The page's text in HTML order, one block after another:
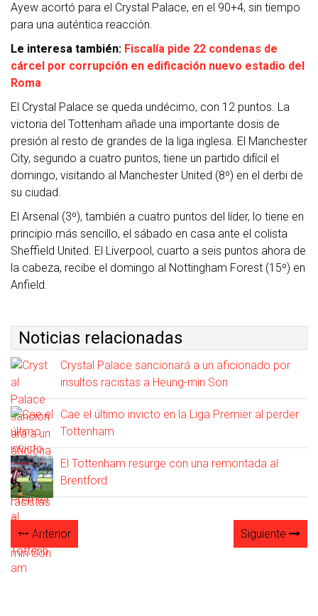
Ayew acortó para el Crystal Palace, en el 90+4, sin tiempo
para una auténtica reacción.
Le interesa también: Fiscalía pide 22 condenas de
cárcel por corrupción en edificación nuevo estadio del
Roma
El Crystal Palace se queda undécimo, con 12 puntos. La
victoria del Tottenham añade una importante dosis de
presión al resto de grandes de la liga inglesa. El Manchester
City, segundo a cuatro puntos, tiene un partido difícil el
domingo, visitando al Manchester United (8º) en el derbi de
su ciudad.
El Arsenal (3º), también a cuatro puntos del líder, lo tiene en
principio más sencillo, el sábado en casa ante el colista
Sheffield United. El Liverpool, cuarto a seis puntos ahora de
la cabeza, recibe el domingo al Nottingham Forest (15º) en
Anfield.
Noticias relacionadas
Crystal Palace sancionará a un aficionado por
insultos racistas a Heung-min Son
Cae el último invicto en la Liga Premier al perder
Tottenham
El Tottenham resurge con una remontada al
Brentford
Anterior Siguiente